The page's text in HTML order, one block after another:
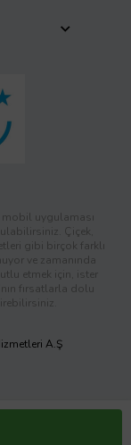
mobil uygulaması
Çiçek,
gibi birçok farklı
ve zamanında
etmek için, ister
fırsatlarla dolu
A.Ş